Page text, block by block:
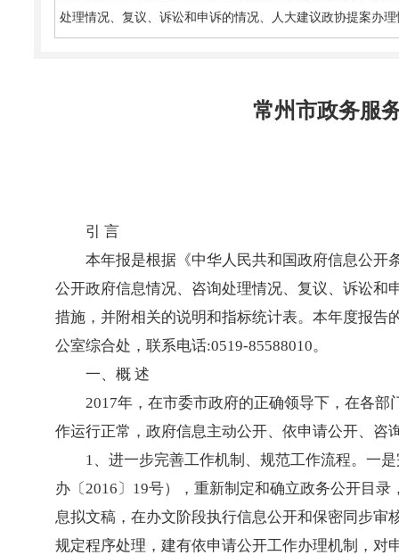
处理情况、复议、诉讼和申诉的情况、人大建议政协提案办
常州市政务服
引 言
本年报是根据《中华人民共和国政府信息公开
公开政府信息情况、咨询处理情况、复议、诉讼
措施，并附相关的说明和指标统计表。本年度报
公室综合处，联系电话:0519-85588010。
一、概 述
2017年，在市委市政府的正确领导下，在各
作运行正常，政府信息主动公开、依申请公开、咨
1、进一步完善工作机制、规范工作流程。一
办〔2016〕19号），重新制定和确立政务公开目
息拟文稿，在办文阶段执行信息公开和保密同步
规定程序处理，建有依申请公开工作办理机制，对